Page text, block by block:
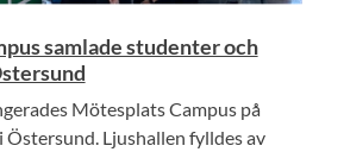
samlade studenter och
Mötesplats Campus på
Ljushallen fylldes av